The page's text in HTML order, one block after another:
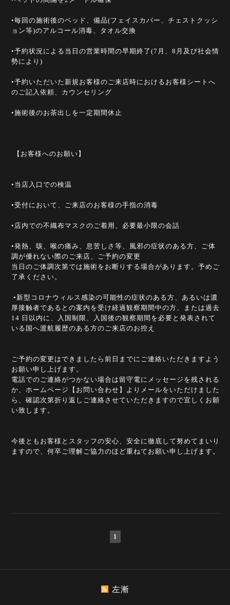
•毎回の施術後のベッド、備品(フェイスカバー、チェストクッシ
ョン等)のアルコール消毒、タオル交換
•予約状況による当日の営業時間の早期終了(7月、8月及び社会情
勢により)
•予約いただいた新規お客様のご来店時におけるお客様シートへ
のご記入依頼、カウンセリング
•施術後のお茶出しを一定期間休止
【お客様へのお願い】
•当店入口での検温
•受付において、ご来店のお客様の手指の消毒
•店内での不織布マスクのご着用、必要最小限の会話
•発熱、咳、喉の痛み、息苦しさ等、風邪の症状のある方、ご体
調が優れない際のご来店、ご予約の変更
当日のご体調次第では施術をお断りする場合があります。予めご
了承ください。
•新型コロナウィルス感染の可能性の症状のある方、あるいは濃
厚接触者であるとの案内を受け経過観察期間中の方、または過去
14 日以内に、入国制限、入国後の観察期間を必要と発表されて
いる国へ渡航履歴のある方のご来店のお控え
ご予約の変更はできましたら前日までにご連絡いただきますよう
お願い申し上げます。
電話でのご連絡がつかない場合は留守電にメッセージを残される
か、ホームページ【お問い合わせ】よりメールをいただけました
ら、確認次第折り返しご連絡させていただきますので宜しくお願
い致します。
今後ともお客様とスタッフの安心、安全に徹底して努めてまいり
ますので、何卒ご理解ご協力のほど重ねてお願い申し上げます。
1
左漸